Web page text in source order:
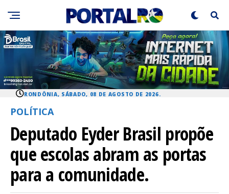
RONDÔNIA, SÁBADO, 08 DE AGOSTO DE 2026.
POLÍTICA
Deputado Eyder Brasil propõe
que escolas abram as portas
para a comunidade.